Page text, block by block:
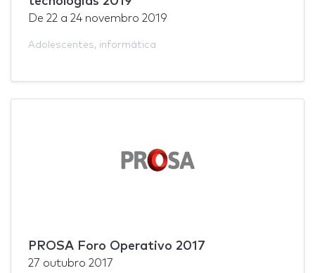
De 22 a 24 novembro 2019
Adolescentes, informática
PROSA Foro Operativo 2017
27 outubro 2017